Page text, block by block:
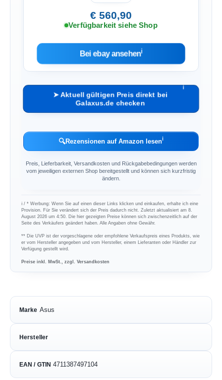
€ 560,90
Verfügbarkeit siehe Shop
Bei ebay ansehenℹ︎
➤ Aktuell gültigen Preis direkt bei
Galaxus.de checken
ℹ︎
🔍Rezensionen auf Amazon lesenℹ︎
Preis, Lieferbarkeit, Versandkosten und Rückgabebedingungen werden
vom jeweiligen externen Shop bereitgestellt und können sich kurzfristig
ändern.
ℹ︎ / * Werbung: Wenn Sie auf einen dieser Links klicken und einkaufen, erhalte ich eine
Provision. Für Sie verändert sich der Preis dadurch nicht. Zuletzt aktualisiert am 8.
August 2026 um 4:50. Die hier gezeigten Preise können sich zwischenzeitlich auf der
Seite des Verkäufers geändert haben. Alle Angaben ohne Gewähr.
** Die UVP ist der vorgeschlagene oder empfohlene Verkaufspreis eines Produkts, wie
er vom Hersteller angegeben und vom Hersteller, einem Lieferanten oder Händler zur
Verfügung gestellt wird.
Preise inkl. MwSt., zzgl. Versandkosten
Marke Asus
Hersteller
EAN / GTIN 4711387497104